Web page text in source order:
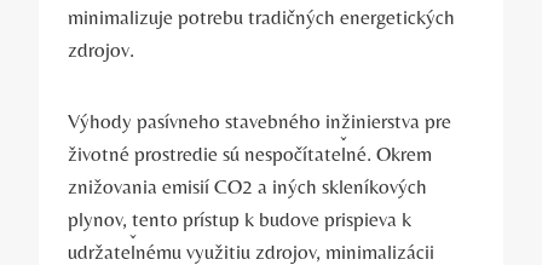
minimalizuje potrebu tradičných energetických
zdrojov.
Výhody pasívneho stavebného inžinierstva pre
životné prostredie sú nespočítateľné. Okrem
znižovania emisií CO2 a iných skleníkových
plynov, tento prístup k budove prispieva k
udržateľnému využitiu zdrojov, minimalizácii